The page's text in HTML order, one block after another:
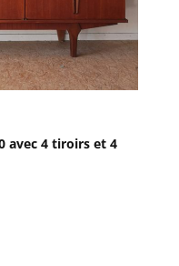
avec 4 tiroirs et 4